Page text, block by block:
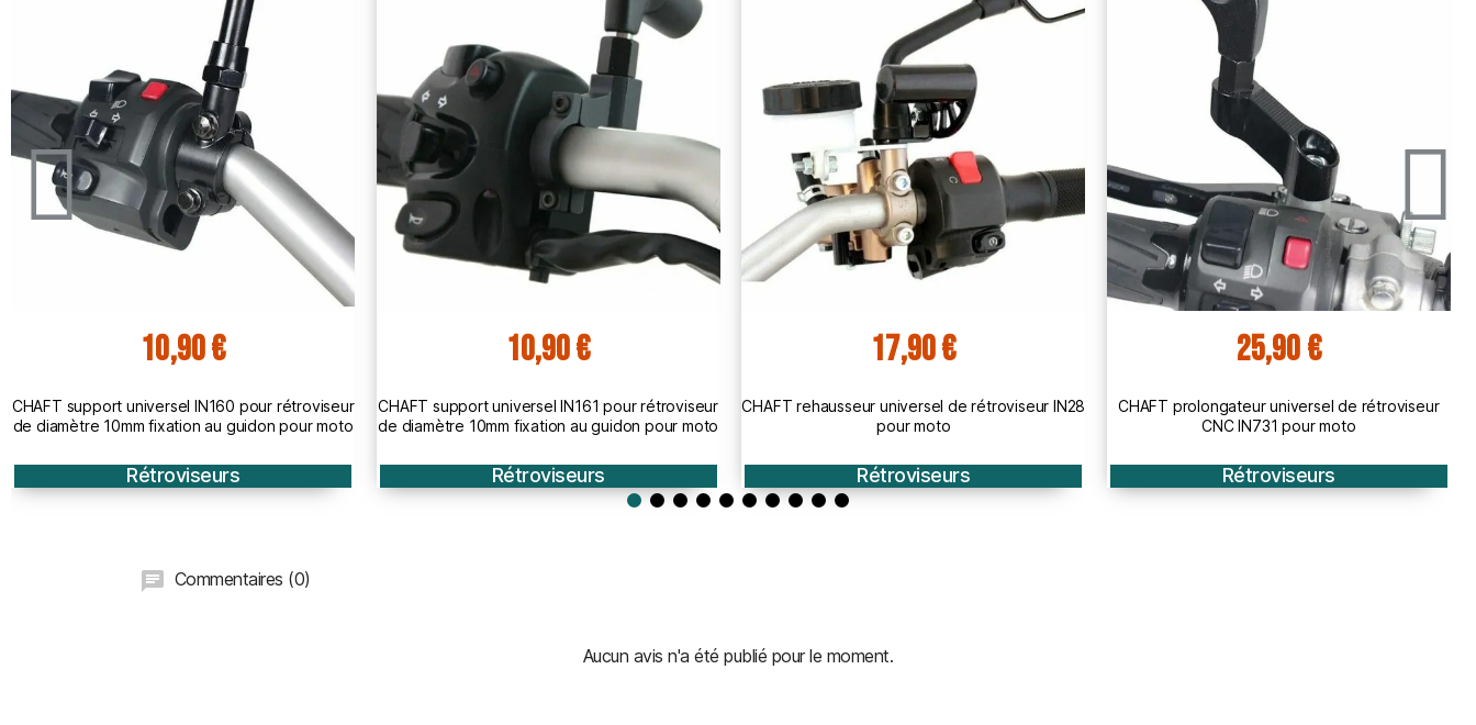
10,90 €
CHAFT support universel IN161 pour rétroviseur
de diamètre 10mm fixation au guidon pour moto
Rétroviseurs
17,90 €
CHAFT rehausseur universel de rétroviseur IN28
pour moto
Rétroviseurs
25,90 €
CHAFT prolongateur universel de rétroviseur
CNC IN731 pour moto
Rétroviseurs
20,90 €
CHAFT prolongateur universel de rétroviseur
IN732 pour moto
Rétroviseurs
Commentaires (0)
Aucun avis n'a été publié pour le moment.